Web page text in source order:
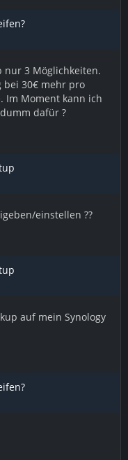
nur 3 Möglichkeiten.
bei 30€ mehr pro
Im Moment kann ich
dafür ?
einstellen ??
auf mein Synology